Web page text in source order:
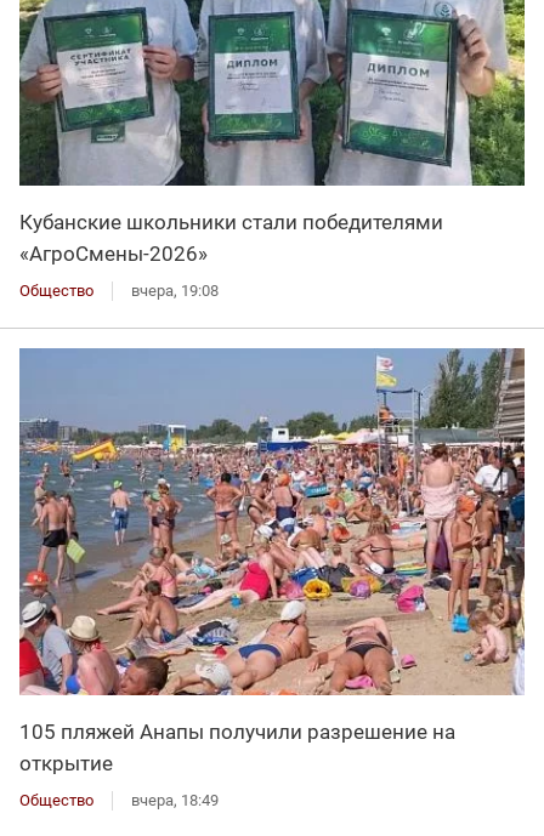
Кубанские школьники стали победителями
«АгроСмены-2026»
Общество вчера, 19:08
105 пляжей Анапы получили разрешение на
открытие
Общество вчера, 18:49